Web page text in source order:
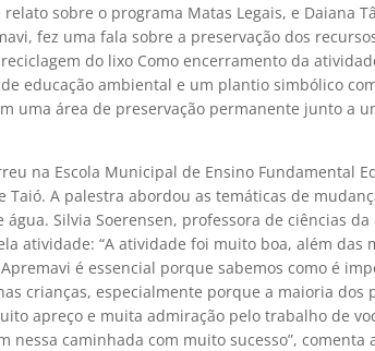
relato sobre o programa Matas Legais, e Daiana
fez uma fala sobre a preservação dos
do lixo Como encerramento da
educação ambiental e um plantio simbólico
uma área de preservação permanente junto a
na Escola Municipal de Ensino Fundamental
Taió. A palestra abordou as temáticas de
Silvia Soerensen, professora de ciências da
atividade: “A atividade foi muito boa, além das
é essencial porque sabemos como é
crianças, especialmente porque a maioria dos
apreço e muita admiração pelo trabalho de
nessa caminhada com muito sucesso”, comenta